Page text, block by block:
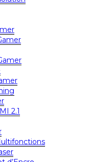
2.1